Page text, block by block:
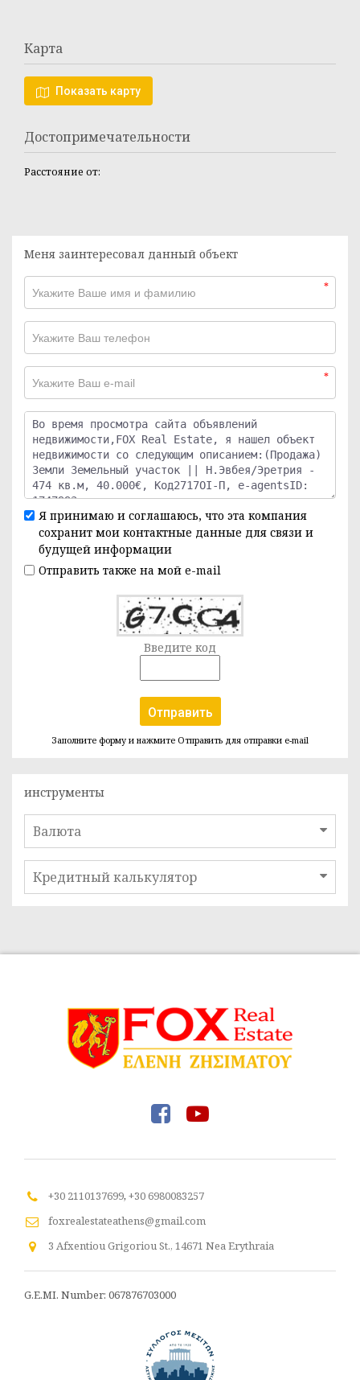
Карта
Показать карту
Достопримечательности
Расстояние от:
Меня заинтересовал данный объект
*
*
Я принимаю и соглашаюсь, что эта компания
сохранит мои контактные данные для связи и
будущей информации
Отправить также на мой e-mail
Введите код
Отправить
Заполните форму и нажмите Отправить для отправки e-mail
инструменты
Валюта
Кредитный калькулятор
+30 2110137699, +30 6980083257
foxrealestateathens@gmail.com
3 Afxentiou Grigoriou St., 14671 Nea Erythraia
G.E.MI. Number: 067876703000